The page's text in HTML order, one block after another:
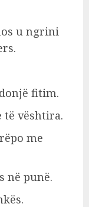
u ngrini
fitim.
të vështira.
me
në punë.